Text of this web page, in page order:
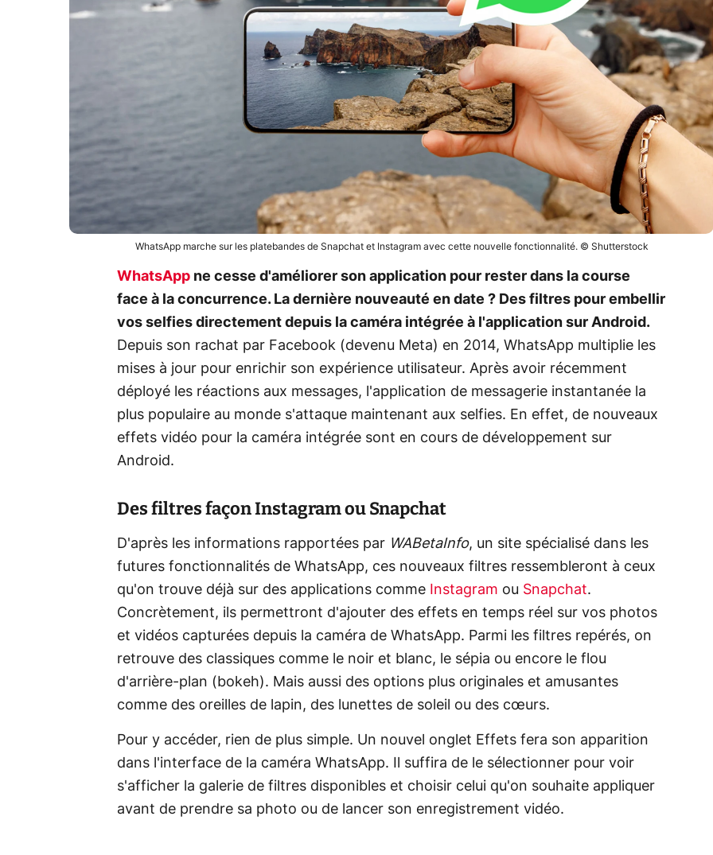
WhatsApp marche sur les platebandes de Snapchat et Instagram avec cette nouvelle fonctionnalité. © Shutterstock
WhatsApp ne cesse d'améliorer son application pour rester dans la course
face à la concurrence. La dernière nouveauté en date ? Des filtres pour embellir
vos selfies directement depuis la caméra intégrée à l'application sur Android.
Depuis son rachat par Facebook (devenu Meta) en 2014, WhatsApp multiplie les
mises à jour pour enrichir son expérience utilisateur. Après avoir récemment
déployé les réactions aux messages, l'application de messagerie instantanée la
plus populaire au monde s'attaque maintenant aux selfies. En effet, de nouveaux
effets vidéo pour la caméra intégrée sont en cours de développement sur
Android.
Des filtres façon Instagram ou Snapchat
D'après les informations rapportées par WABetaInfo, un site spécialisé dans les
futures fonctionnalités de WhatsApp, ces nouveaux filtres ressembleront à ceux
qu'on trouve déjà sur des applications comme
Instagram ou Snapchat.
Concrètement, ils permettront d'ajouter des effets en temps réel sur vos photos
et vidéos capturées depuis la caméra de WhatsApp. Parmi les filtres repérés, on
retrouve des classiques comme le noir et blanc, le sépia ou encore le flou
d'arrière-plan (bokeh). Mais aussi des options plus originales et amusantes
comme des oreilles de lapin, des lunettes de soleil ou des cœurs.
Pour y accéder, rien de plus simple. Un nouvel onglet Effets fera son apparition
dans l'interface de la caméra WhatsApp. Il suffira de le sélectionner pour voir
s'afficher la galerie de filtres disponibles et choisir celui qu'on souhaite appliquer
avant de prendre sa photo ou de lancer son enregistrement vidéo.